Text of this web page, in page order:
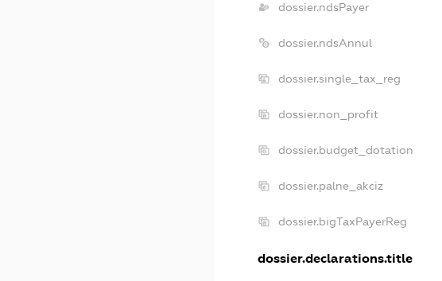
dossier.ndsPayer
dossier.ndsAnnul
dossier.single_tax_reg
dossier.non_profit
dossier.budget_dotation
dossier.palne_akciz
dossier.bigTaxPayerReg
dossier.declarations.title